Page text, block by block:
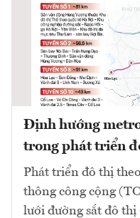
Định hướng
trong phát triển
Phát triển đô thị
thông công cộng
lưới đường sắt đô